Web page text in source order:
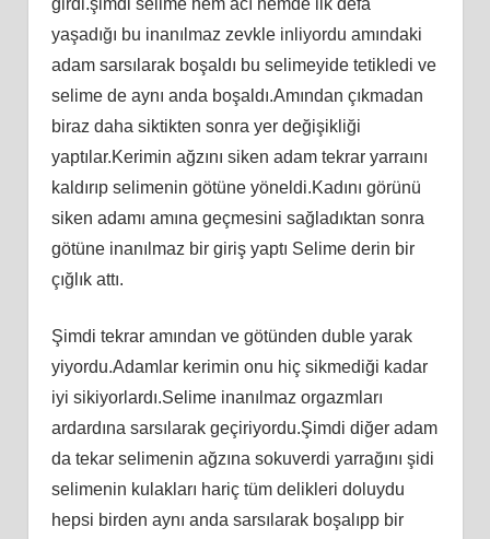
yaşadığı bu inanılmaz zevkle inliyordu amındaki
adam sarsılarak boşaldı bu selimeyide tetikledi ve
selime de aynı anda boşaldı.Amından çıkmadan
biraz daha siktikten sonra yer değişikliği
yaptılar.Kerimin ağzını siken adam tekrar yarraını
kaldırıp selimenin götüne yöneldi.Kadını görünü
siken adamı amına geçmesini sağladıktan sonra
götüne inanılmaz bir giriş yaptı Selime derin bir
çığlık attı.
Şimdi tekrar amından ve götünden duble yarak
yiyordu.Adamlar kerimin onu hiç sikmediği kadar
iyi sikiyorlardı.Selime inanılmaz orgazmları
ardardına sarsılarak geçiriyordu.Şimdi diğer adam
da tekar selimenin ağzına sokuverdi yarrağını şidi
selimenin kulakları hariç tüm delikleri doluydu
hepsi birden aynı anda sarsılarak boşalıpp bir